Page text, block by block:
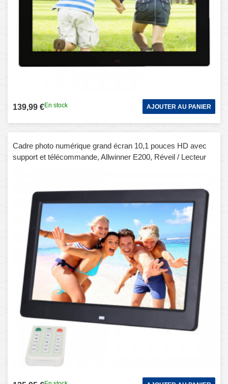
139,99 €En stock AJOUTER AU PANIER
Cadre photo numérique grand écran 10,1 pouces HD avec
support et télécommande, Allwinner E200, Réveil / Lecteur